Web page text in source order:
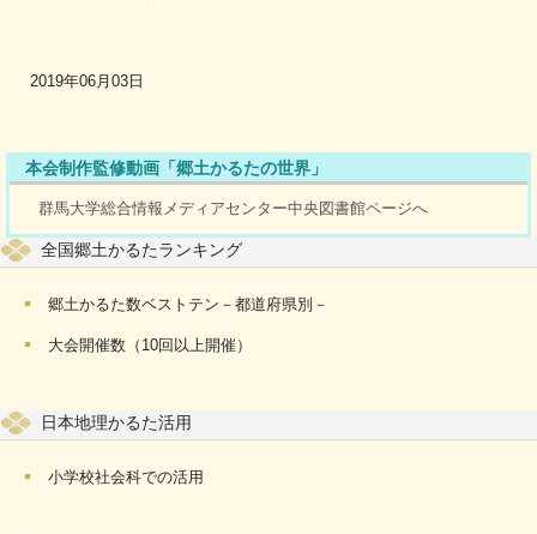
2019年06月03日
本会制作監修動画「郷土かるたの世界」
群馬大学総合情報メディアセンター中央図書館ページへ
全国郷土かるたランキング
郷土かるた数ベストテン－都道府県別－
大会開催数（10回以上開催）
日本地理かるた活用
小学校社会科での活用